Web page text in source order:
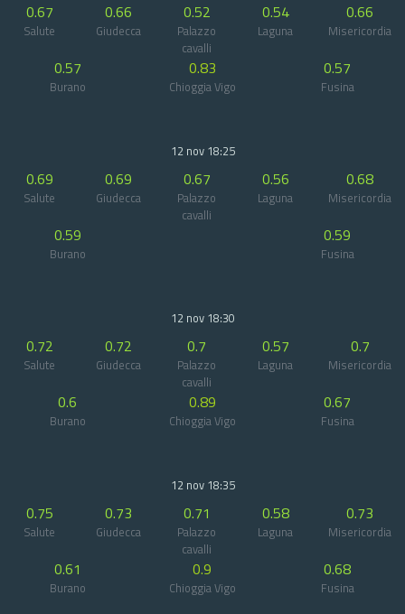
0.67
Salute
0.66
Giudecca
0.52
Palazzo
cavalli
0.54
Laguna
0.66
Misericordia
0.57
Burano
0.83
Chioggia Vigo
0.57
Fusina
12 nov 18:25
0.69
Salute
0.69
Giudecca
0.67
Palazzo
cavalli
0.56
Laguna
0.68
Misericordia
0.59
Burano
0.59
Fusina
12 nov 18:30
0.72
Salute
0.72
Giudecca
0.7
Palazzo
cavalli
0.57
Laguna
0.7
Misericordia
0.6
Burano
0.89
Chioggia Vigo
0.67
Fusina
12 nov 18:35
0.75
Salute
0.73
Giudecca
0.71
Palazzo
cavalli
0.58
Laguna
0.73
Misericordia
0.61
Burano
0.9
Chioggia Vigo
0.68
Fusina